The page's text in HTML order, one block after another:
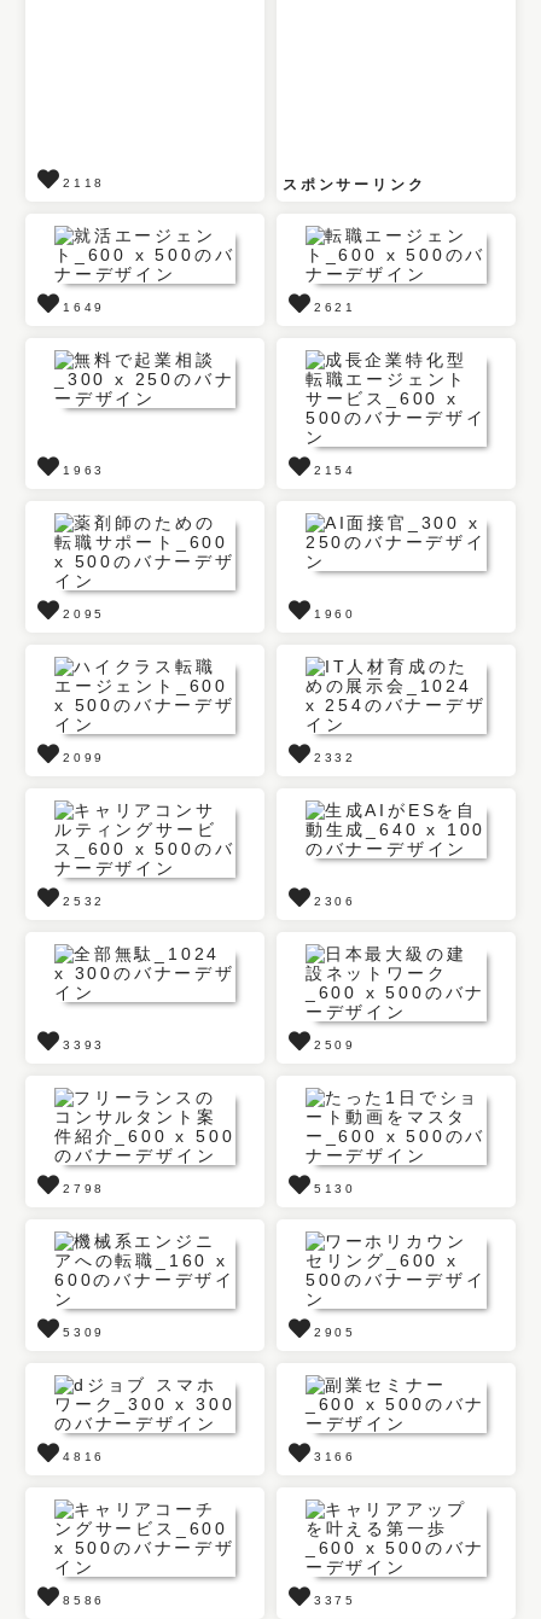
2118 スポンサーリンク
1649 2621
1963 2154
2095 1960
2099 2332
2532 2306
3393 2509
2798 5130
5309 2905
4816 3166
8586 3375